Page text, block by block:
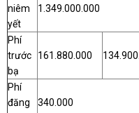
niêm
yết
1.349.000.000
Phí
trước
bạ
161.880.000
Phí
đăng
340.000